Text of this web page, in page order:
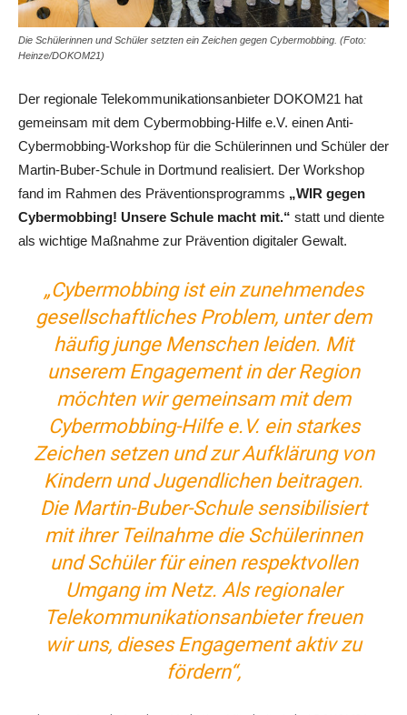
Die Schülerinnen und Schüler setzten ein Zeichen gegen Cybermobbing. (Foto:
Heinze/DOKOM21)
Der regionale Telekommunikationsanbieter DOKOM21 hat
gemeinsam mit dem Cybermobbing-Hilfe e.V. einen Anti-
Cybermobbing-Workshop für die Schülerinnen und Schüler der
Martin-Buber-Schule in Dortmund realisiert. Der Workshop
fand im Rahmen des Präventionsprogramms „WIR gegen
Cybermobbing! Unsere Schule macht mit.“ statt und diente
als wichtige Maßnahme zur Prävention digitaler Gewalt.
„Cybermobbing ist ein zunehmendes
gesellschaftliches Problem, unter dem
häufig junge Menschen leiden. Mit
unserem Engagement in der Region
möchten wir gemeinsam mit dem
Cybermobbing-Hilfe e.V. ein starkes
Zeichen setzen und zur Aufklärung von
Kindern und Jugendlichen beitragen.
Die Martin-Buber-Schule sensibilisiert
mit ihrer Teilnahme die Schülerinnen
und Schüler für einen respektvollen
Umgang im Netz. Als regionaler
Telekommunikationsanbieter freuen
wir uns, dieses Engagement aktiv zu
fördern“,